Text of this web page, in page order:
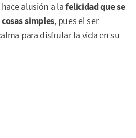
alusión a lafelicidad que se
simples, pues el ser
para disfrutar la vida en su